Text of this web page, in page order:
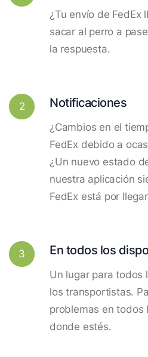
¿Tu envío de FedEx
sacar al perro a
la respuesta.
2 Notificaciones
¿Cambios en el
FedEx debido a
¿Un nuevo estado
nuestra aplicación
FedEx está por
3 En todos los
Un lugar para todos
los transportistas.
problemas en todos
donde estés.